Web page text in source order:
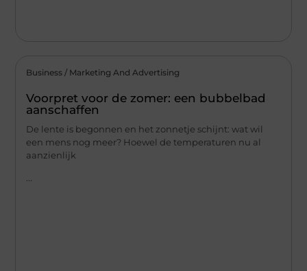
Business / Marketing And Advertising
Voorpret voor de zomer: een bubbelbad
aanschaffen
De lente is begonnen en het zonnetje schijnt: wat wil
een mens nog meer? Hoewel de temperaturen nu al
aanzienlijk